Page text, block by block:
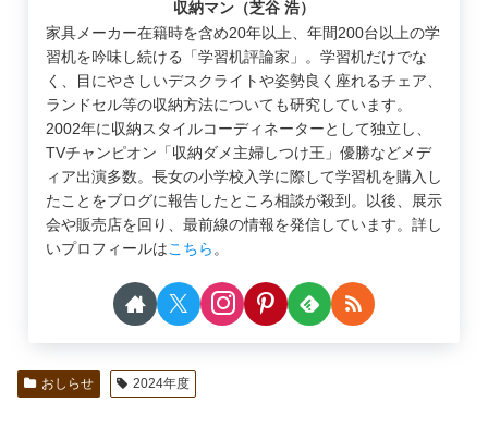
収納マン（芝谷 浩）
家具メーカー在籍時を含め20年以上、年間200台以上の学
習机を吟味し続ける「学習机評論家」。学習机だけでな
く、目にやさしいデスクライトや姿勢良く座れるチェア、
ランドセル等の収納方法についても研究しています。
2002年に収納スタイルコーディネーターとして独立し、
TVチャンピオン「収納ダメ主婦しつけ王」優勝などメデ
ィア出演多数。長女の小学校入学に際して学習机を購入し
たことをブログに報告したところ相談が殺到。以後、展示
会や販売店を回り、最前線の情報を発信しています。詳し
いプロフィールはこちら 。
おしらせ 2024年度